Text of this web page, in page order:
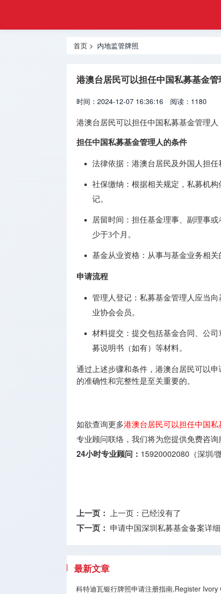
合规
监管
牌照牌照
牌照
外汇许可
牌照
加密资产
牌照
牌照
开户
其它监管
牌照
首页 > 内地监管牌照
港澳台居民可以担任中国私募基金管
时间：2024-12-07 16:36:16 阅读：1180
港澳台居民可以担任中国私募基金管理
担任中国私募基金管理人的条件
法律依据 ：港澳台居民及外国人担
社保缴纳 ：根据相关规定，私募机
记。
居留时间 ：担任基金理事、副理事
少于3个月。
基金从业资格 ：从事与基金业务相
申请流程
管理人登记 ：私募基金管理人应当
业协会会员。
材料提交 ：提交包括基金合同、公
募说明书（如有）等材料。
通过上述步骤和条件，港澳台居民可以
的准确性和完整性是至关重要的。
如欲查询更多港澳台居民可以担任中国
专业顾问联络，我们将为您提供免费咨询
24小时专业顾问： 15920002080（深圳/
上一页： 上一页：已经没有了
下一页： 申请中国深圳私募基金备案详
最新文章
科特迪瓦银行牌照申请注册指南,Register